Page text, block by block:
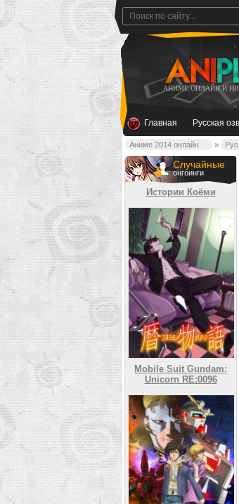
АНИМЕ ОНЛАЙН И
Главная Русская
Аниме 2014 онлайн »
Случайные
онгоинги
Истории Коёми
Mobile Suit Gundam:
Unicorn RE:0096